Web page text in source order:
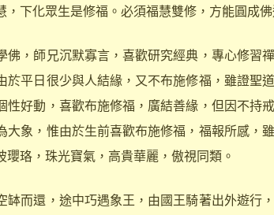
下化眾生是修福。必須福慧雙修，方能圓成
，師兄沉默寡言，喜歡研究經典，專心修習
於平日很少與人結緣，又不布施修福，雖證聖
性好動，喜歡布施修福，廣結善緣，但因不持
象，惟由於生前喜歡布施修福，福報所感，
珞，珠光寶氣，高貴華麗，傲視同類。
而還，途中巧遇象王，由國王騎著出外遊行